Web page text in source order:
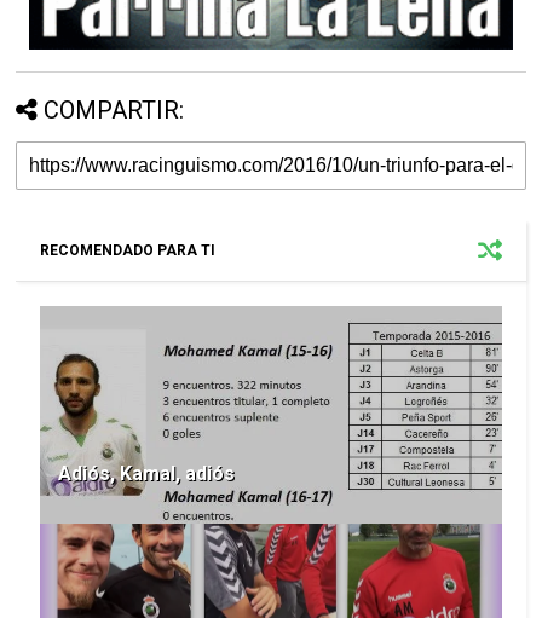
COMPARTIR:
RECOMENDADO PARA TI
Adiós, Kamal, adiós